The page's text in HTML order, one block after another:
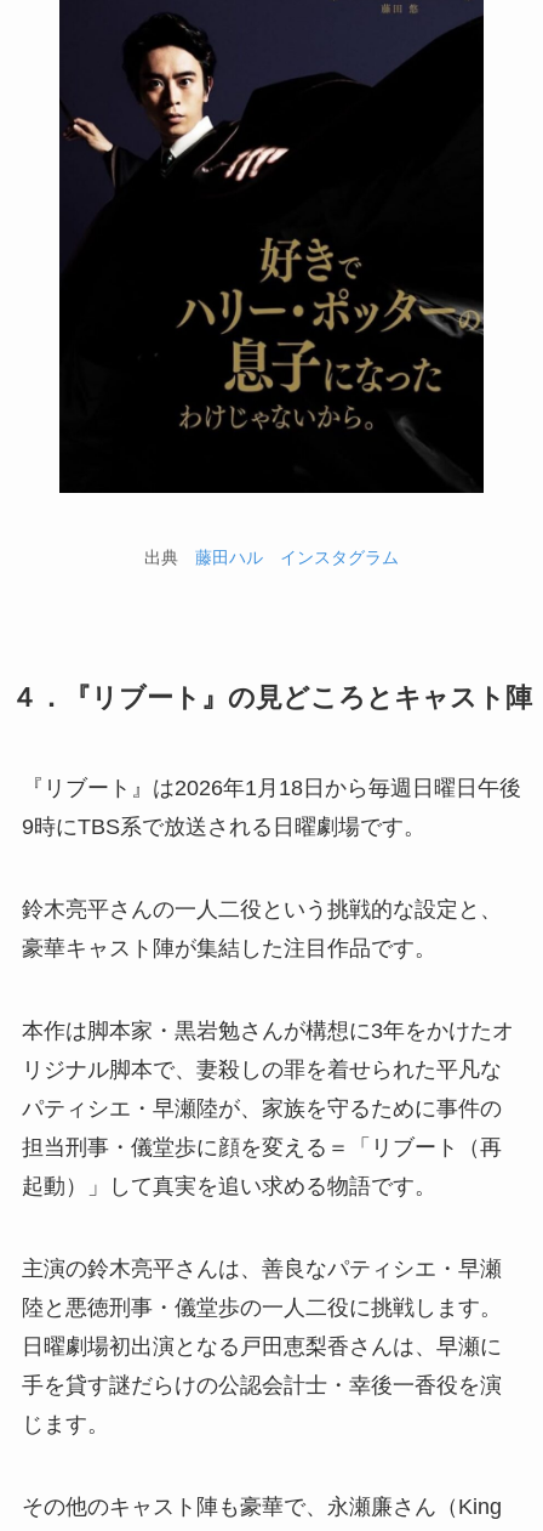
出典 藤田ハル インスタグラム
４．『リブート』の見どころとキャスト陣
『リブート』は2026年1月18日から毎週日曜日午後
9時にTBS系で放送される日曜劇場です。
鈴木亮平さんの一人二役という挑戦的な設定と、
豪華キャスト陣が集結した注目作品です。
本作は脚本家・黒岩勉さんが構想に3年をかけたオ
リジナル脚本で、妻殺しの罪を着せられた平凡な
パティシエ・早瀬陸が、家族を守るために事件の
担当刑事・儀堂歩に顔を変える＝「リブート（再
起動）」して真実を追い求める物語です。
主演の鈴木亮平さんは、善良なパティシエ・早瀬
陸と悪徳刑事・儀堂歩の一人二役に挑戦します。
日曜劇場初出演となる戸田恵梨香さんは、早瀬に
手を貸す謎だらけの公認会計士・幸後一香役を演
じます。
その他のキャスト陣も豪華で、永瀬廉さん（King